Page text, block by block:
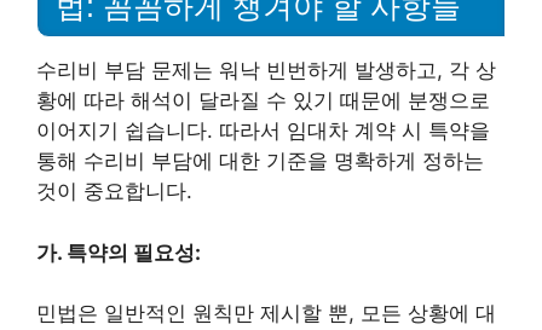
수리비 부담 문제는 워낙 빈번하게 발생하고, 각 상
황에 따라 해석이 달라질 수 있기 때문에 분쟁으로
이어지기 쉽습니다. 따라서 임대차 계약 시 특약을
통해 수리비 부담에 대한 기준을 명확하게 정하는
것이 중요합니다.
가. 특약의 필요성:
민법은 일반적인 원칙만 제시할 뿐, 모든 상황에 대